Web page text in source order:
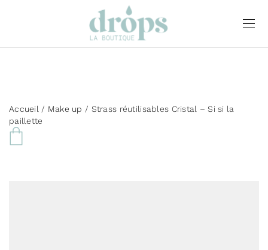
Accueil / Make up / Strass réutilisables Cristal – Si si la
paillette